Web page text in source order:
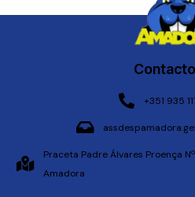
+351 935
Praceta Padre Álvares Proença
Amadora